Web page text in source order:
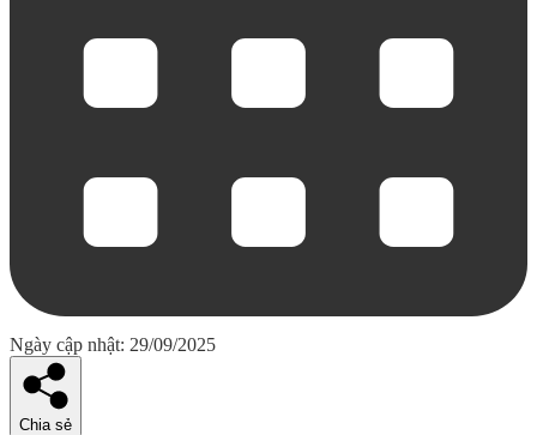
Ngày cập nhật: 29/09/2025
Chia sẻ